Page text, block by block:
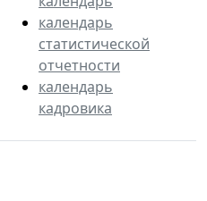
календарь
статистической
отчетности
календарь
кадровика